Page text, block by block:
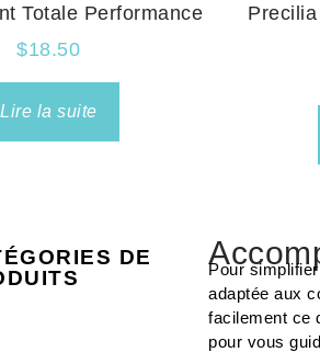
Totale Performance
$18.50
Lire la suite
DE
Pour
adaptée aux
facilement ce
pour vous